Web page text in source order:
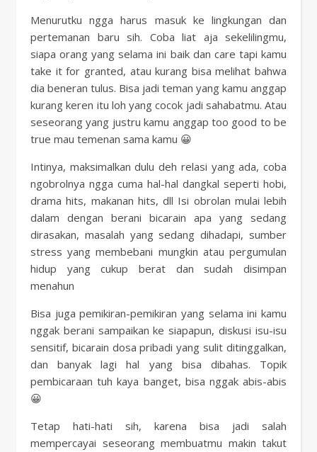
Menurutku ngga harus masuk ke lingkungan dan
pertemanan baru sih. Coba liat aja sekelilingmu,
siapa orang yang selama ini baik dan care tapi kamu
take it for granted, atau kurang bisa melihat bahwa
dia beneran tulus. Bisa jadi teman yang kamu anggap
kurang keren itu loh yang cocok jadi sahabatmu. Atau
seseorang yang justru kamu anggap too good to be
true mau temenan sama kamu 😀
Intinya, maksimalkan dulu deh relasi yang ada, coba
ngobrolnya ngga cuma hal-hal dangkal seperti hobi,
drama hits, makanan hits, dll Isi obrolan mulai lebih
dalam dengan berani bicarain apa yang sedang
dirasakan, masalah yang sedang dihadapi, sumber
stress yang membebani mungkin atau pergumulan
hidup yang cukup berat dan sudah disimpan
menahun
Bisa juga pemikiran-pemikiran yang selama ini kamu
nggak berani sampaikan ke siapapun, diskusi isu-isu
sensitif, bicarain dosa pribadi yang sulit ditinggalkan,
dan banyak lagi hal yang bisa dibahas. Topik
pembicaraan tuh kaya banget, bisa nggak abis-abis
😀
Tetap hati-hati sih, karena bisa jadi salah
mempercayai seseorang membuatmu makin takut